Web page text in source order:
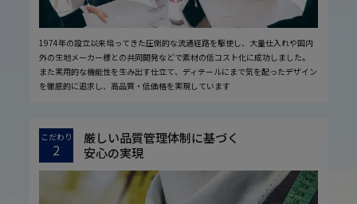
1974年の設立以来培ってきた圧倒的な流通経路を駆使し、大量仕入れや国内
外の生地メーカー様との共同開発などで素材の低コスト化に成功しました。
また実用的な機能性を生み出す仕立て、ディテールにまで気を配ったデザイン
を徹底的に追求し、高品質・低価格を実現しています
こだわり
2
厳しい品質管理体制に基づく
安心の実現